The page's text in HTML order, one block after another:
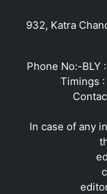
932, Katra
Phone No:-BLY
Timings
In case of any